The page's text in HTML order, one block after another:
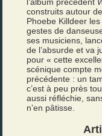
construits autour
Phoebe Killdeer
gestes de
ses musiciens,
de l’absurde et va
pour « cette
scénique compte
précédente : un
c’est à peu près
aussi réfléchie,
n’en pâtisse.